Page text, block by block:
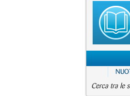
Cerca tra le